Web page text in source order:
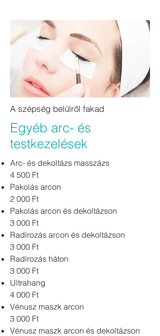
A szépség belülről fakad
Egyéb arc- és
testkezelések
Arc- és dekoltázs masszázs
4 500 Ft
Pakolás arcon
2 000 Ft
Pakolás arcon és dekoltázson
3 000 Ft
Radírozás arcon és dekoltázson
3 000 Ft
Radírozás háton
3 000 Ft
Ultrahang
4 000 Ft
Vénusz maszk arcon
3 000 Ft
Vénusz maszk arcon és dekoltázson